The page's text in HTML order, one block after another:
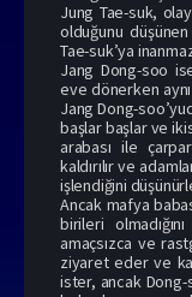
Jung Tae-suk,
olduğunu
Tae-suk’ya
Jang Dong-soo
eve dönerken
Jang Dong-
başlar başlar ve
arabası ile
kaldırılır ve
işlendiğini
Ancak mafya
birileri
amaçsızca ve
ziyaret eder ve
ister, ancak